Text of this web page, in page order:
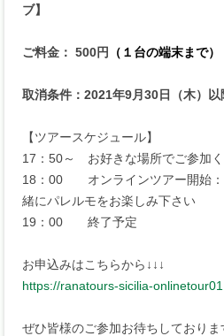
ブ】
ご料金： 500円 （１台の端末まで）
取消条件：2021年9月30日（木）
【ツアースケジュール】
17：50～ お好きな場所でご参加
18：00 オンラインツアー開始
緒にパレルモをお楽しみ下さい
19：00 終了予定
お申込みはこちらから↓↓↓
https://ranatours-sicilia-
ぜひ皆様のご参加お待ちしておりま